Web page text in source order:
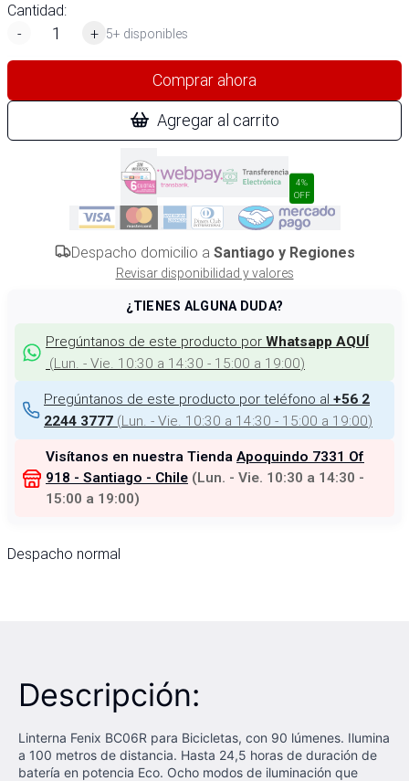
Cantidad:
-
+ 5+ disponibles
Comprar ahora
Agregar al carrito
4%
OFF
Despacho domicilio a Santiago y Regiones
Revisar disponibilidad y valores
¿TIENES ALGUNA DUDA?
Pregúntanos de este producto por Whatsapp AQUÍ
(Lun. - Vie. 10:30 a 14:30 - 15:00 a 19:00)
Pregúntanos de este producto por teléfono al +56 2
2244 3777 (Lun. - Vie. 10:30 a 14:30 - 15:00 a 19:00)
Visítanos en nuestra Tienda Apoquindo 7331 Of
918 - Santiago - Chile (Lun. - Vie. 10:30 a 14:30 -
15:00 a 19:00)
Despacho normal
Descripción:
Linterna Fenix BC06R para Bicicletas, con 90 lúmenes. Ilumina
a 100 metros de distancia. Hasta 24,5 horas de duración de
batería en potencia Eco. Ocho modos de iluminación que